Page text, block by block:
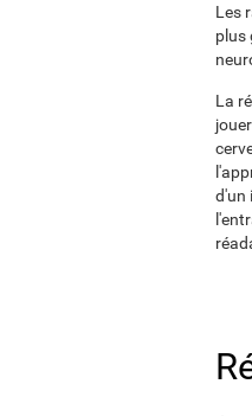
Les
plus
La
d'un